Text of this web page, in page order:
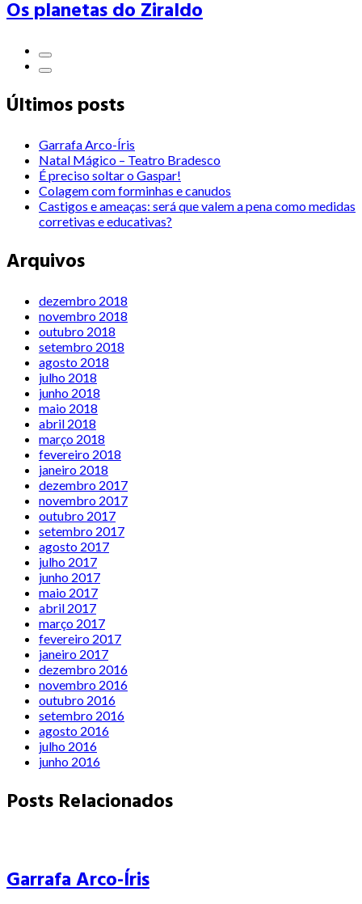
Os planetas do Ziraldo
Últimos posts
Garrafa Arco-Íris
Natal Mágico – Teatro Bradesco
É preciso soltar o Gaspar!
Colagem com forminhas e canudos
Castigos e ameaças: será que valem a pena como medidas
corretivas e educativas?
Arquivos
dezembro 2018
novembro 2018
outubro 2018
setembro 2018
agosto 2018
julho 2018
junho 2018
maio 2018
abril 2018
março 2018
fevereiro 2018
janeiro 2018
dezembro 2017
novembro 2017
outubro 2017
setembro 2017
agosto 2017
julho 2017
junho 2017
maio 2017
abril 2017
março 2017
fevereiro 2017
janeiro 2017
dezembro 2016
novembro 2016
outubro 2016
setembro 2016
agosto 2016
julho 2016
junho 2016
Posts Relacionados
Garrafa Arco-Íris